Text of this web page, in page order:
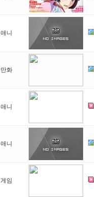
애니
만화
애니
애니
게임